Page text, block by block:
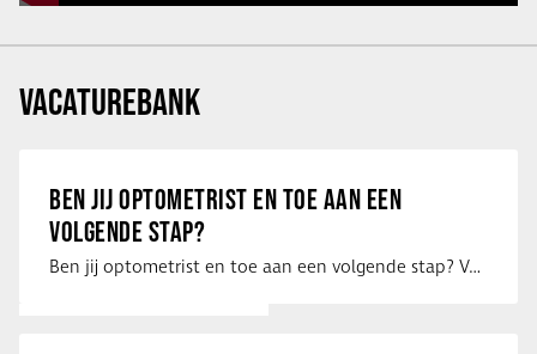
VACATUREBANK
BEN JIJ OPTOMETRIST EN TOE AAN EEN
VOLGENDE STAP?
Ben jij optometrist en toe aan een volgende stap? Voor een optiekketen is Eye …